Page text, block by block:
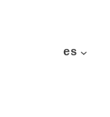
es